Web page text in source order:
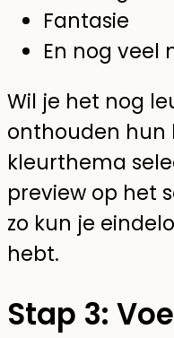
Fantasie
En nog veel
Wil je het nog
onthouden hun
kleurthema
preview op het
zo kun je
hebt.
Stap 3: